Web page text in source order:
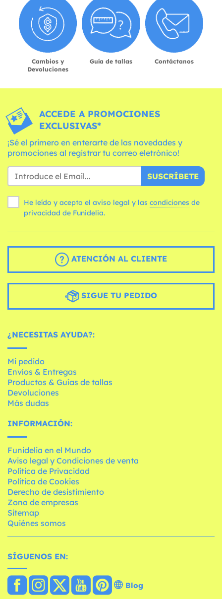
Cambios y
Devoluciones
Guía de tallas Contáctanos
ACCEDE A PROMOCIONES
EXCLUSIVAS*
¡Sé el primero en enterarte de las novedades y
promociones al registrar tu correo eletrónico!
SUSCRÍBETE
He leído y acepto el aviso legal y las condiciones
privacidad de Funidelia.
ATENCIÓN AL CLIENTE
SIGUE TU PEDIDO
¿NECESITAS AYUDA?:
Mi pedido
Envíos & Entregas
Productos & Guías de tallas
Devoluciones
Más dudas
INFORMACIÓN:
Funidelia en el Mundo
Aviso legal y Condiciones de venta
Política de Privacidad
Política de Cookies
Derecho de desistimiento
Zona de empresas
Sitemap
Quiénes somos
SÍGUENOS EN:
Blog